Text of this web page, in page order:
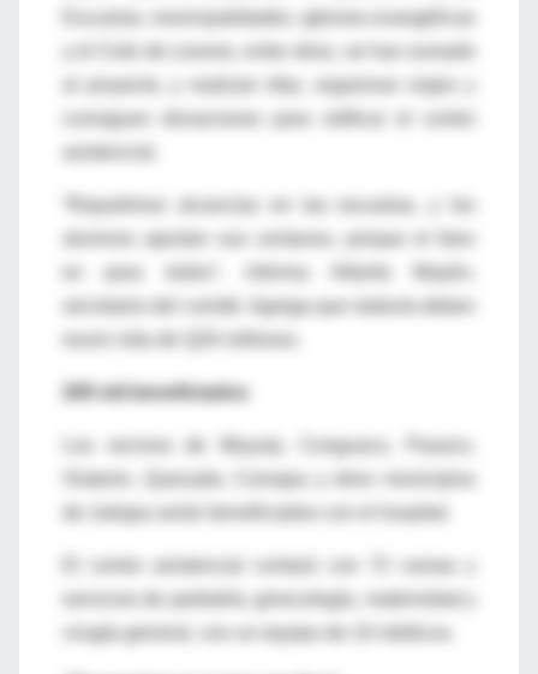
Escuelas, municipalidades, iglesias evangélicas
al proyecto, y realizan rifas, organizan viajes y
consiguen donaciones para edificar el centro
alumnos aportan sus centavos, porque el bien
secretario del comité. Agrega que todavía deben
200 mil beneficiados
Los vecinos de Moyuta, Conguaco, Pasaco,
Oratorio, Quezada, Comapa y otros municipios
de Jutiapa serán beneficiados con el hospital.
servicios de pediatría, ginecología, maternidad y
cirugía general, con un equipo de 10 médicos.